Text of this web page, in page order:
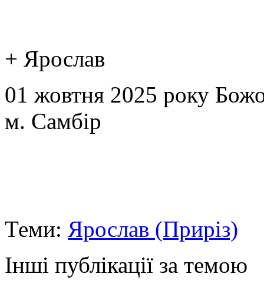
+ Ярослав
01 жовтня 2025 року
м. Самбір
Теми: Ярослав (Приріз)
Інші публікації за темою